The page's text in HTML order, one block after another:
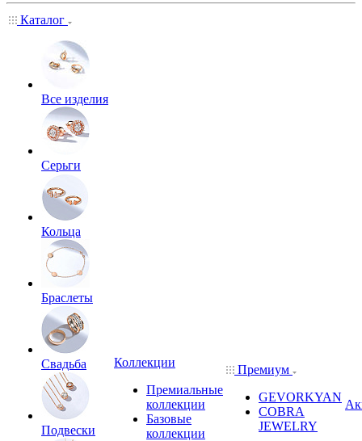
Каталог
Все изделия
Серьги
Кольца
Браслеты
Свадьба
Подвески
Коллекции
Премиальные
коллекции
Базовые
коллекции
Премиум
GEVORKYAN
COBRA
JEWELRY